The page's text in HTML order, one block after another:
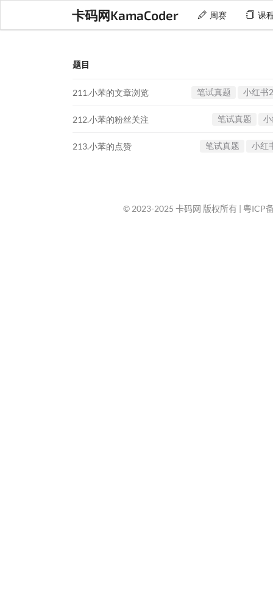
卡码网KamaCoder 周赛 课
题目
211.小苯的文章浏览 笔试真题 小红书
212.小苯的粉丝关注 笔试真题
213.小苯的点赞 笔试真题 小红
© 2023-2025 卡码网 版权所有 | 粤ICP